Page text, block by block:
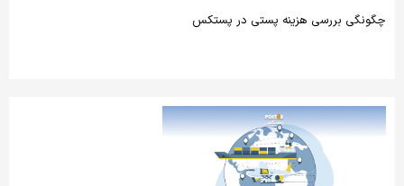
چگونگی بررسی هزینه پستی در پستکس